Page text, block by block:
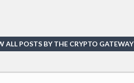
ALL POSTS BY THE CRYPTO GATEWAY